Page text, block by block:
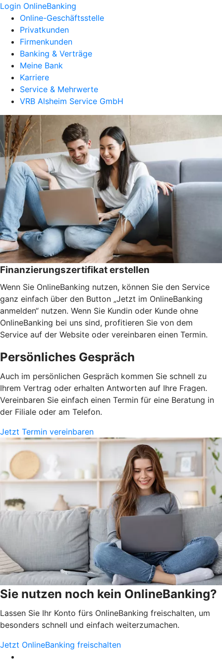
Login OnlineBanking
Online-Geschäftsstelle
Privatkunden
Firmenkunden
Banking & Verträge
Meine Bank
Karriere
Service & Mehrwerte
VRB Alsheim Service GmbH
Finanzierungszertifikat erstellen
Wenn Sie OnlineBanking nutzen, können Sie den Service
ganz einfach über den Button „Jetzt im OnlineBanking
anmelden“ nutzen. Wenn Sie Kundin oder Kunde ohne
OnlineBanking bei uns sind, profitieren Sie von dem
Service auf der Website oder vereinbaren einen Termin.
Persönliches Gespräch
Auch im persönlichen Gespräch kommen Sie schnell zu
Ihrem Vertrag oder erhalten Antworten auf Ihre Fragen.
Vereinbaren Sie einfach einen Termin für eine Beratung in
der Filiale oder am Telefon.
Jetzt Termin vereinbaren
Sie nutzen noch kein OnlineBanking?
Lassen Sie Ihr Konto fürs OnlineBanking freischalten, um
besonders schnell und einfach weiterzumachen.
Jetzt OnlineBanking freischalten